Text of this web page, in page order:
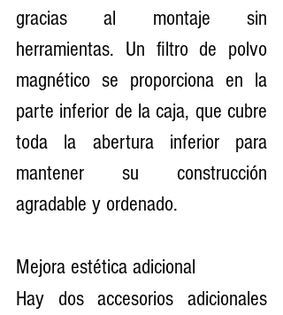
gracias al montaje sin
herramientas. Un filtro de polvo
magnético se proporciona en la
parte inferior de la caja, que cubre
toda la abertura inferior para
mantener su construcción
agradable y ordenado.
Mejora estética adicional
Hay dos accesorios adicionales